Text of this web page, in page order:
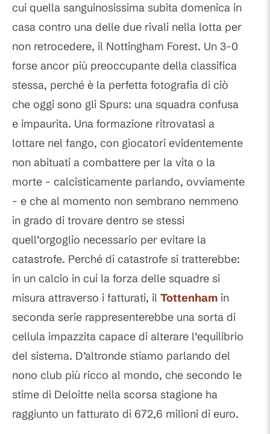
cui quella sanguinosissima subita domenica in
casa contro una delle due rivali nella lotta per
non retrocedere, il Nottingham Forest. Un 3-0
forse ancor più preoccupante della classifica
stessa, perché è la perfetta fotografia di ciò
che oggi sono gli Spurs: una squadra confusa
e impaurita. Una formazione ritrovatasi a
lottare nel fango, con giocatori evidentemente
non abituati a combattere per la vita o la
morte - calcisticamente parlando, ovviamente
- e che al momento non sembrano nemmeno
in grado di trovare dentro se stessi
quell’orgoglio necessario per evitare la
catastrofe. Perché di catastrofe si tratterebbe:
in un calcio in cui la forza delle squadre si
misura attraverso i fatturati, il Tottenham in
seconda serie rappresenterebbe una sorta di
cellula impazzita capace di alterare l’equilibrio
del sistema. D’altronde stiamo parlando del
nono club più ricco al mondo, che secondo le
stime di Deloitte nella scorsa stagione ha
raggiunto un fatturato di 672,6 milioni di euro.